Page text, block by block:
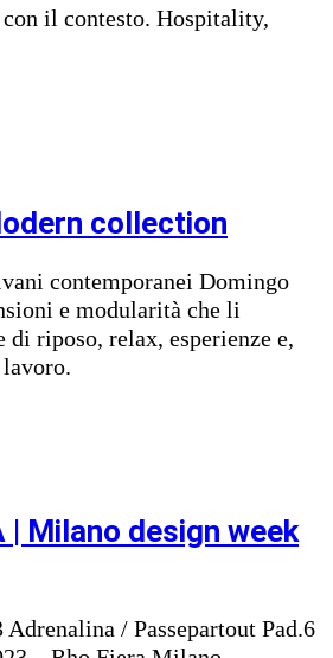
il contesto. Hospitality,
collection
contemporanei Domingo
e modularità che li
di riposo, relax, esperienze e,
lavoro.
| Milano design week
/ Passepartout Pad.6